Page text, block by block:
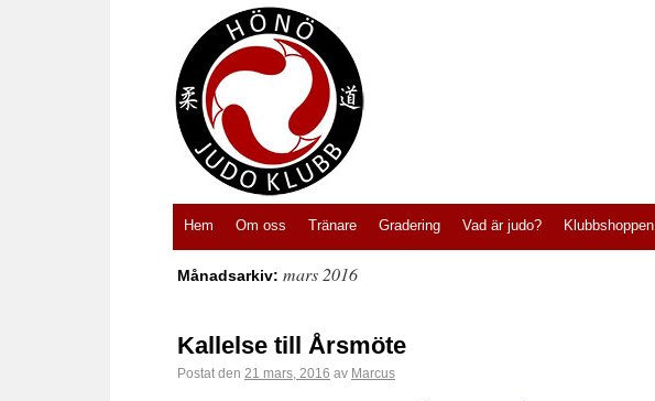
Hem Om oss Tränare Gradering Vad är judo? Klubbshoppen
Månadsarkiv: mars 2016
Kallelse till Årsmöte
Postat den 21 mars, 2016 av Marcus